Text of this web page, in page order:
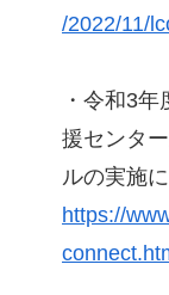
/2022/11/
・令和3
援センタ
ルの実施
https://